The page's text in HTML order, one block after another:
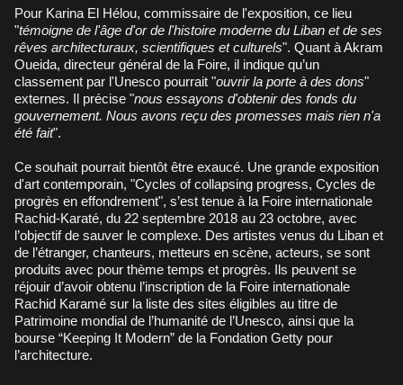
Pour Karina El Hélou, commissaire de l'exposition, ce lieu
"témoigne de l'âge d'or de l'histoire moderne du Liban et de ses
rêves architecturaux, scientifiques et culturels". Quant à Akram
Oueida, directeur général de la Foire, il indique qu’un
classement par l'Unesco pourrait "ouvrir la porte à des dons"
externes. Il précise "nous essayons d'obtenir des fonds du
gouvernement. Nous avons reçu des promesses mais rien n'a
été fait".
Ce souhait pourrait bientôt être exaucé. Une grande exposition
d'art contemporain, "Cycles of collapsing progress, Cycles de
progrès en effondrement", s’est tenue à la Foire internationale
Rachid-Karaté, du 22 septembre 2018 au 23 octobre, avec
l’objectif de sauver le complexe. Des artistes venus du Liban et
de l’étranger, chanteurs, metteurs en scène, acteurs, se sont
produits avec pour thème temps et progrès. Ils peuvent se
réjouir d’avoir obtenu l’inscription de la Foire internationale
Rachid Karamé sur la liste des sites éligibles au titre de
Patrimoine mondial de l’humanité de l’Unesco, ainsi que la
bourse “Keeping It Modern” de la Fondation Getty pour
l’architecture.